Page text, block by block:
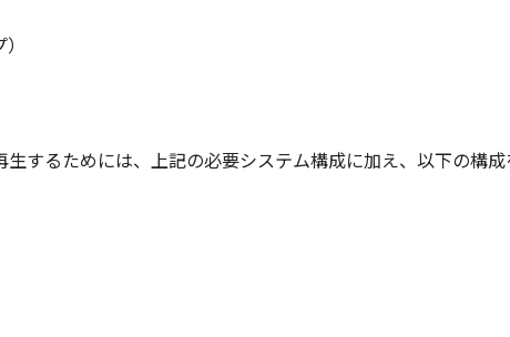
するためには、上記の必要システム構成に加え、以下の構成